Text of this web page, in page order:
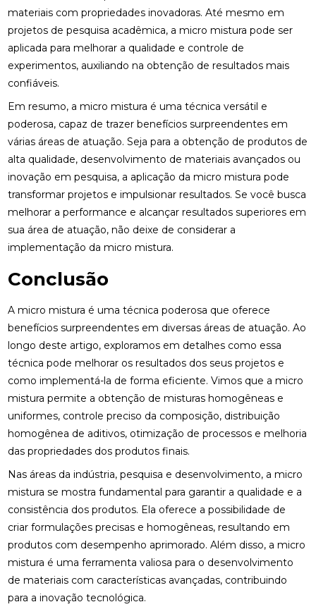
materiais com propriedades inovadoras. Até mesmo em
projetos de pesquisa acadêmica, a micro mistura pode ser
aplicada para melhorar a qualidade e controle de
experimentos, auxiliando na obtenção de resultados mais
confiáveis.
Em resumo, a micro mistura é uma técnica versátil e
poderosa, capaz de trazer benefícios surpreendentes em
várias áreas de atuação. Seja para a obtenção de produtos de
alta qualidade, desenvolvimento de materiais avançados ou
inovação em pesquisa, a aplicação da micro mistura pode
transformar projetos e impulsionar resultados. Se você busca
melhorar a performance e alcançar resultados superiores em
sua área de atuação, não deixe de considerar a
implementação da micro mistura.
Conclusão
A micro mistura é uma técnica poderosa que oferece
benefícios surpreendentes em diversas áreas de atuação. Ao
longo deste artigo, exploramos em detalhes como essa
técnica pode melhorar os resultados dos seus projetos e
como implementá-la de forma eficiente. Vimos que a micro
mistura permite a obtenção de misturas homogêneas e
uniformes, controle preciso da composição, distribuição
homogênea de aditivos, otimização de processos e melhoria
das propriedades dos produtos finais.
Nas áreas da indústria, pesquisa e desenvolvimento, a micro
mistura se mostra fundamental para garantir a qualidade e a
consistência dos produtos. Ela oferece a possibilidade de
criar formulações precisas e homogêneas, resultando em
produtos com desempenho aprimorado. Além disso, a micro
mistura é uma ferramenta valiosa para o desenvolvimento
de materiais com características avançadas, contribuindo
para a inovação tecnológica.